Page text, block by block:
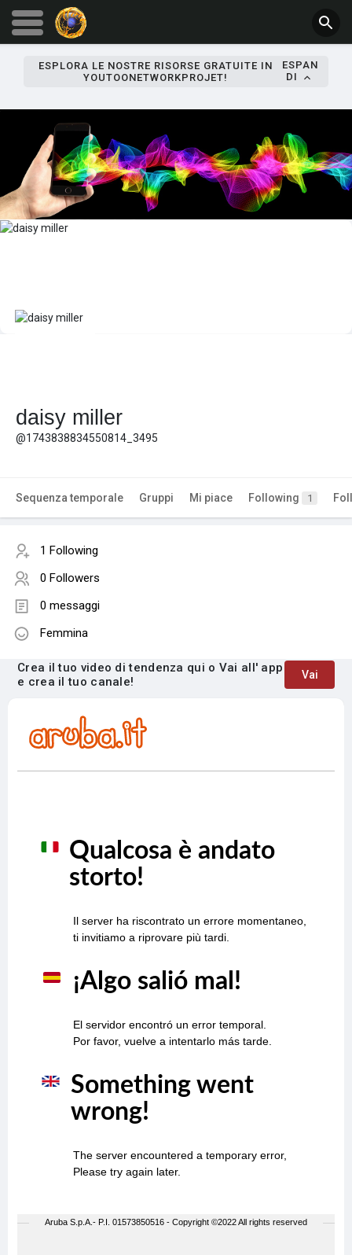
ESPLORA LE NOSTRE RISORSE GRATUITE IN
YOUTOONETWORKPROJET!
ESPAN
DI
daisy miller
@1743838834550814_3495
Sequenza temporale Gruppi Mi piace Following 1
1 Following
0 Followers
0 messaggi
Femmina
Crea il tuo video di tendenza qui o Vai all' app
e crea il tuo canale!
Vai